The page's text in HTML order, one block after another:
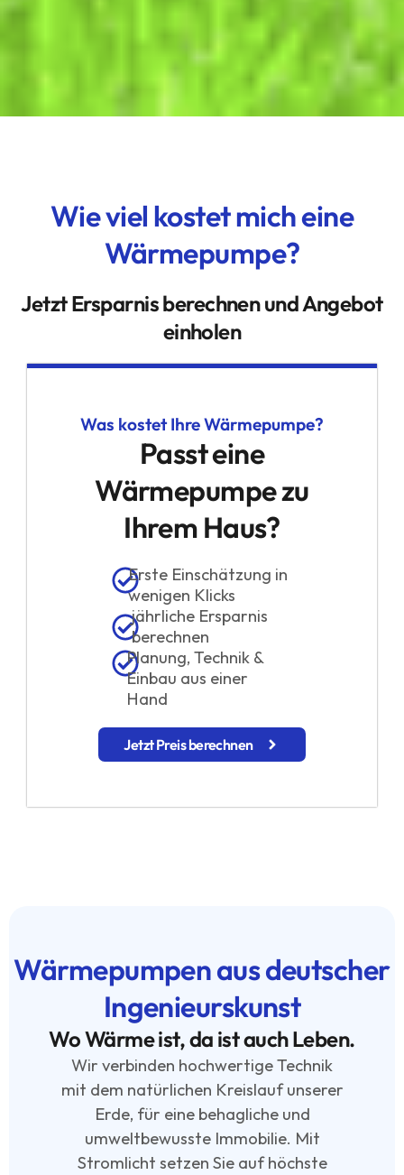
Wie viel kostet mich eine
Wärmepumpe?
Jetzt Ersparnis berechnen und Angebot
einholen
Was kostet Ihre Wärmepumpe?
Passt eine
Wärmepumpe zu
Ihrem Haus?
Erste Einschätzung in
wenigen Klicks
jährliche Ersparnis
berechnen
Planung, Technik &
Einbau aus einer
Hand
Jetzt Preis berechnen
Wärmepumpen aus deutscher
Ingenieurskunst
Wo Wärme ist, da ist auch Leben.
Wir verbinden hochwertige Technik
mit dem natürlichen Kreislauf unserer
Erde, für eine behagliche und
umweltbewusste Immobilie. Mit
Stromlicht setzen Sie auf höchste